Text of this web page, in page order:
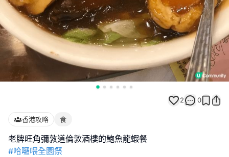
2 0
香港攻略 食
#哈囉喂全園祭